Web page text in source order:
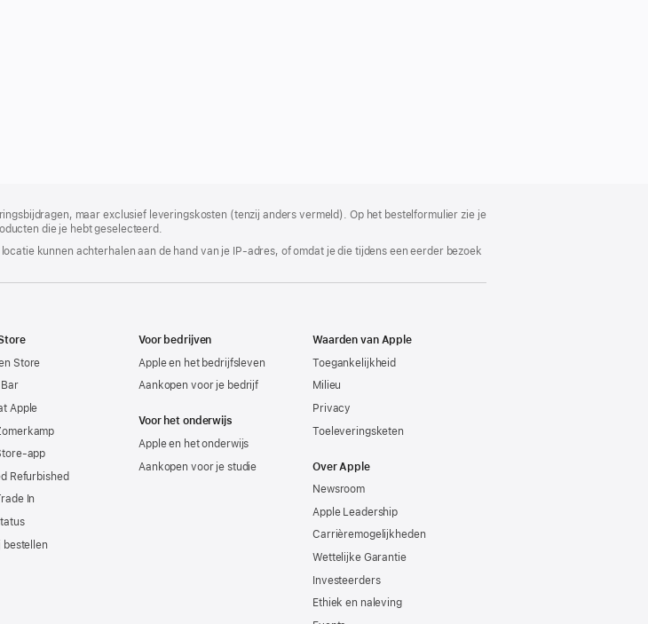
maar exclusief leveringskosten (tenzij anders vermeld). Op het bestelformulier zie je
die je hebt geselecteerd.
kunnen achterhalen aan de hand van je IP-adres, of omdat je die tijdens een eerder bezoek
Store
Apple
app
Refurbished
In
bestellen
Voor bedrijven
Apple en het bedrijfsleven
Aankopen voor je bedrijf
Voor het onderwijs
Apple en het onderwijs
Aankopen voor je studie
Waarden van Apple
Toegankelijkheid
Milieu
Privacy
Toeleveringsketen
Over Apple
Newsroom
Apple Leadership
Carrièremogelijkheden
Wettelijke Garantie
Investeerders
Ethiek en naleving